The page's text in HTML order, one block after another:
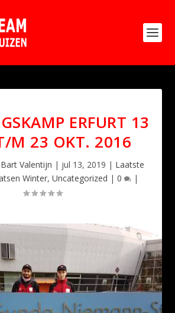
ERFURT 13
M 23 OKT. 2016
Bart Valentijn | jul 13, 2019 | Laatste
Winter, Uncategorized | 0 |